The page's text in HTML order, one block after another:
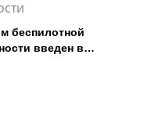
беспилотной
введен в